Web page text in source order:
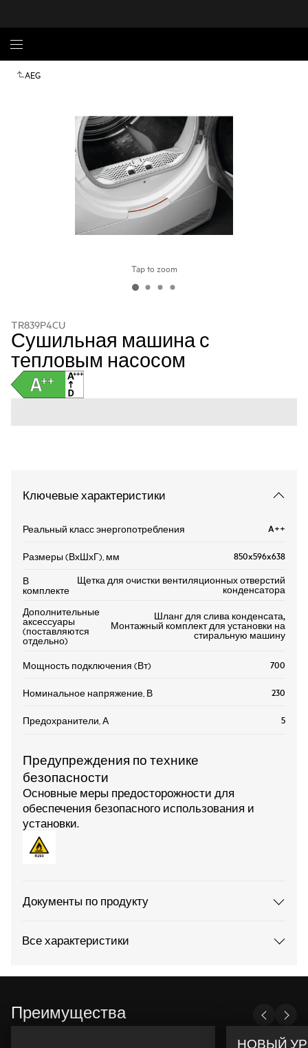
AEG
Tap to zoom
TR839P4CU
Сушильная машина с
тепловым насосом
Ключевые характеристики
Реальный класс энергопотребления A++
Размеры (ВхШхГ), мм 850x596x638
В
комплекте
Щетка для очистки вентиляционных отверстий
конденсатора
Дополнительные
аксессуары
(поставляются
отдельно)
Шланг для слива конденсата,
Монтажный комплект для установки на
стиральную машину
Мощность подключения (Вт) 700
Номинальное напряжение, В 230
Предохранители, А 5
Предупреждения по технике
безопасности
Основные меры предосторожности для
обеспечения безопасного использования и
установки.
Документы по продукту
Все характеристики
Преимущества
НОВЫЙ